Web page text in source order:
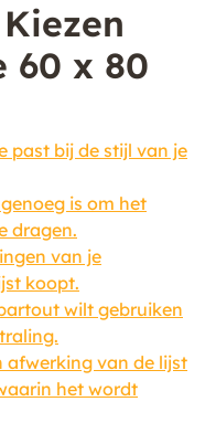
60 x 80
past bij de stijl van je
is om het
dragen.
van je
koopt.
wilt gebruiken
afwerking van de lijst
het wordt